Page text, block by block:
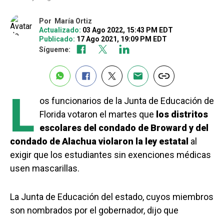
Por
María Ortiz
Actualizado: 03 Ago 2022, 15:43 PM EDT
Publicado: 17 Ago 2021, 19:09 PM EDT
Sígueme:
L os funcionarios de la Junta de Educación de
Florida votaron el martes que los distritos
escolares del condado de Broward y del
condado de Alachua violaron la ley estatal al
exigir que los estudiantes sin exenciones médicas
usen mascarillas.
La Junta de Educación del estado, cuyos miembros
son nombrados por el gobernador, dijo que